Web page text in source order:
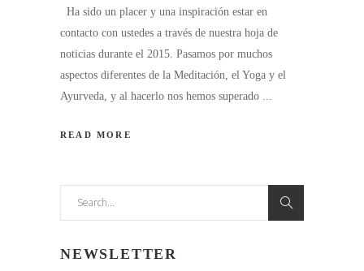
Ha sido un placer y una inspiración estar en
contacto con ustedes a través de nuestra hoja de
noticias durante el 2015. Pasamos por muchos
aspectos diferentes de la Meditación, el Yoga y el
Ayurveda, y al hacerlo nos hemos superado
READ MORE
NEWSLETTER